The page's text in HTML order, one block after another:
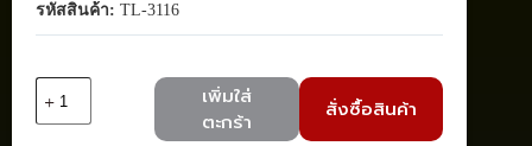
รหัสสินค้า: TL-3116
Link
เพิ่มใส่
ตะกร้า
สั่งซื้อสินค้า